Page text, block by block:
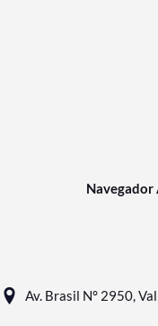
Navegador
Av. Brasil N° 2950,